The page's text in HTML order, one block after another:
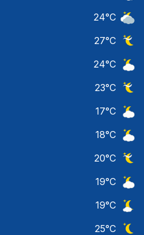
24°C
27°C
24°C
23°C
17°C
18°C
20°C
19°C
19°C
25°C